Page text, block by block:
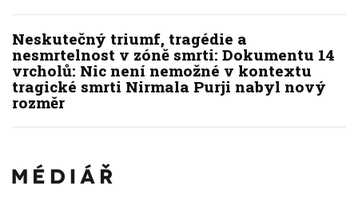
Neskutečný triumf, tragédie a
nesmrtelnost v zóně smrti: Dokumentu 14
vrcholů: Nic není nemožné v kontextu
tragické smrti Nirmala Purji nabyl nový
rozměr